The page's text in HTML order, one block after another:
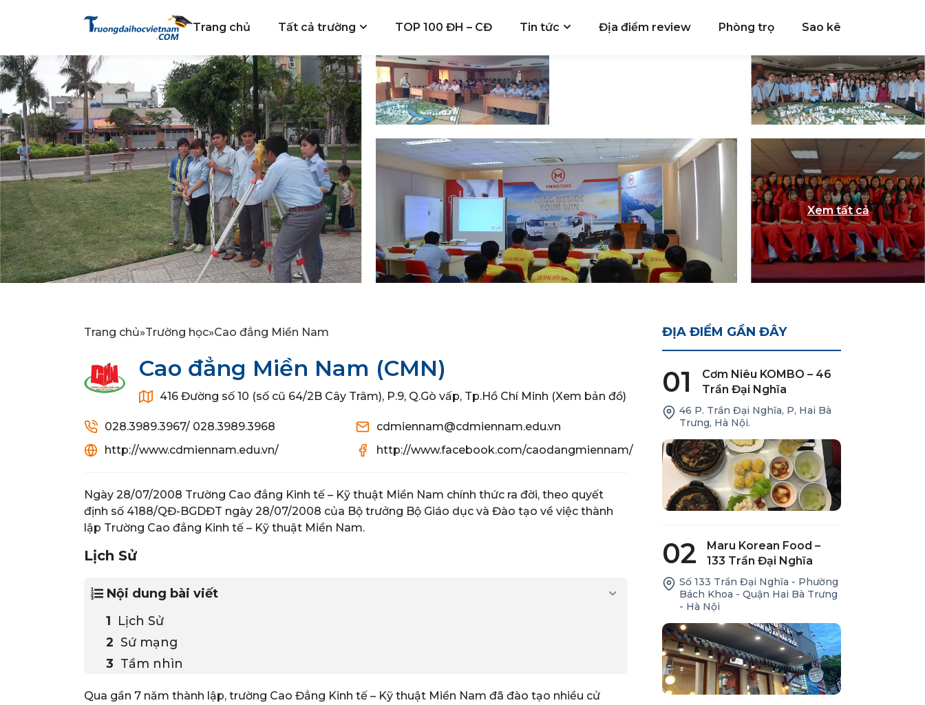
Trang chủ Tất cả trường TOP 100 ĐH – CĐ Tin tức Địa điểm review Phòng trọ Sao kê
Trang chủ»Trường học»Cao đẳng Miền Nam
Cao đẳng Miền Nam (CMN)
416 Đường số 10 (số cũ 64/2B Cây Trâm), P.9, Q.Gò vấp, Tp.Hồ Chí Minh (Xem bản đồ)
028.3989.3967/ 028.3989.3968
cdmiennam@cdmiennam.edu.vn
http://www.cdmiennam.edu.vn/
http://www.facebook.com/caodangmiennam/
Ngày 28/07/2008 Trường Cao đẳng Kinh tế – Kỹ thuật Miền Nam chính thức ra đời, theo quyết
định số 4188/QĐ-BGDĐT ngày 28/07/2008 của Bộ trưởng Bộ Giáo dục và Đào tạo về việc thành
lập Trường Cao đẳng Kinh tế – Kỹ thuật Miền Nam.
Lịch Sử
Nội dung bài viết
Lịch Sử
Sứ mạng
Tầm nhìn
Qua gần 7 năm thành lập, trường Cao Đẳng Kinh tế – Kỹ thuật Miền Nam đã đào tạo nhiều cử
ĐỊA ĐIỂM GẦN ĐÂY
01
Cơm Niêu KOMBO – 46
Trần Đại Nghĩa
46 P. Trần Đại Nghĩa, P, Hai Bà
Trưng, Hà Nội.
02
Maru Korean Food –
133 Trần Đại Nghĩa
Số 133 Trần Đại Nghĩa - Phường
Bách Khoa - Quận Hai Bà Trưng
- Hà Nội